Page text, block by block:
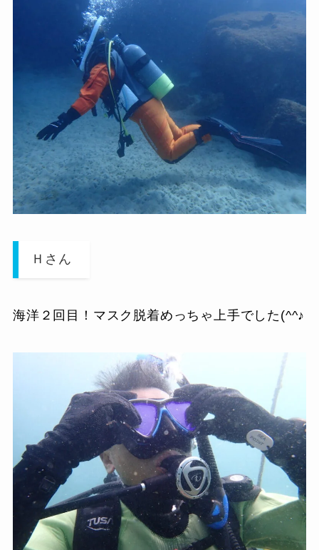
Ｈさん
海洋２回目！マスク脱着めっちゃ上手でした(^^♪